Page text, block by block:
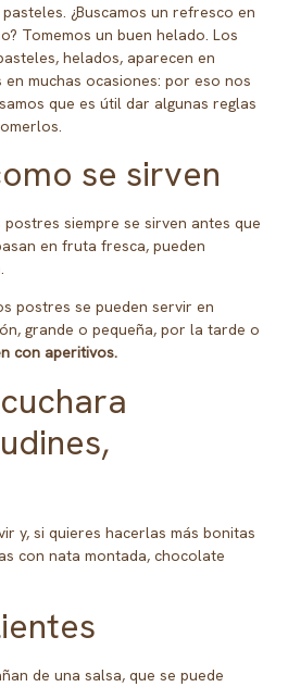
¿Buscamos un refresco en
Tomemos un buen helado. Los
helados, aparecen en
muchas ocasiones: por eso nos
que es útil dar algunas reglas
se sirven
siempre se sirven antes que
en fruta fresca, pueden
postres se pueden servir en
grande o pequeña, por la tarde o
con aperitivos.
y, si quieres hacerlas más bonitas
con nata montada, chocolate
de una salsa, que se puede